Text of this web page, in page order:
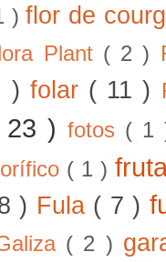
)flor de
Plant ( 2 )
) folar ( 11 )
23 ) fotos (
( 1 )
) Fula ( 7 )
( 2 )